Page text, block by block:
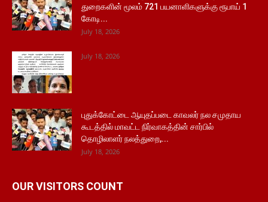
துறைகளின் மூலம் 721 பயனாளிகளுக்கு ரூபாய் 1
கோடி...
July 18, 2026
July 18, 2026
புதுக்கோட்டை ஆயுதப்படை காவலர் நல சமுதாய
கூடத்தில் மாவட்ட நிர்வாகத்தின் சார்பில்
தொழிலாளர் நலத்துறை,...
July 18, 2026
OUR VISITORS COUNT